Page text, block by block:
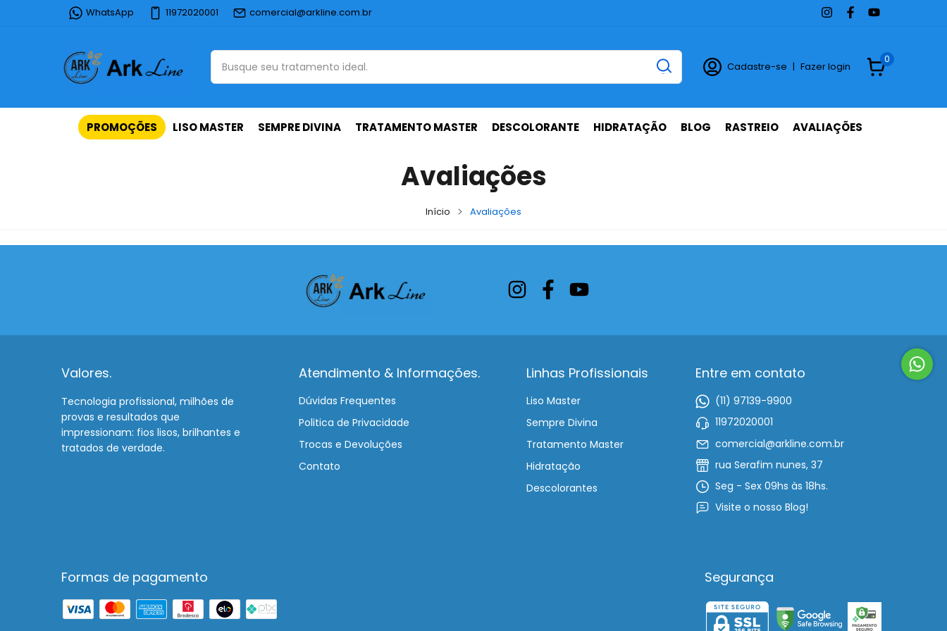
WhatsApp 11972020001 comercial@arkline.com.br
Cadastre-se | Fazer login
0
PROMOÇÕES LISO MASTER SEMPRE DIVINA TRATAMENTO MASTER DESCOLORANTE HIDRATAÇÃO BLOG RASTREIO AVALIAÇÕES
Avaliações
Início Avaliações
Valores.
Tecnologia profissional, milhões de
provas e resultados que
impressionam: fios lisos, brilhantes e
tratados de verdade.
Atendimento & Informações.
Dúvidas Frequentes
Politica de Privacidade
Trocas e Devoluções
Contato
Linhas Profissionais
Liso Master
Sempre Divina
Tratamento Master
Hidratação
Descolorantes
Entre em contato
(11) 97139-9900
11972020001
comercial@arkline.com.br
rua Serafim nunes, 37
Seg - Sex 09hs às 18hs.
Visite o nosso Blog!
Formas de pagamento Segurança